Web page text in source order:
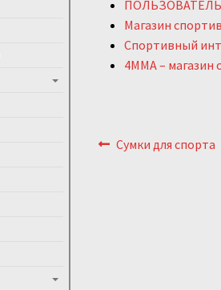
Магазин
Спортивный
4MMA –
по
Предыдущий:
Сумки для спорта